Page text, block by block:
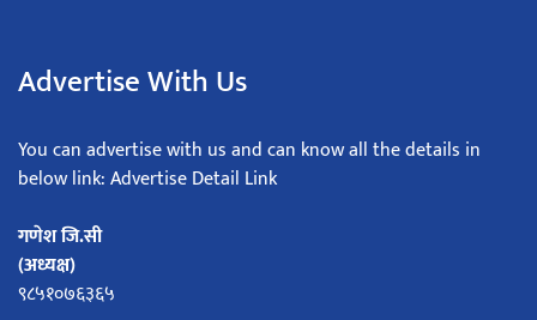
Advertise With Us
You can advertise with us and can know all the details in
below link: Advertise Detail Link
गणेश जि.सी
(अध्यक्ष)
९८५१०७६३६५